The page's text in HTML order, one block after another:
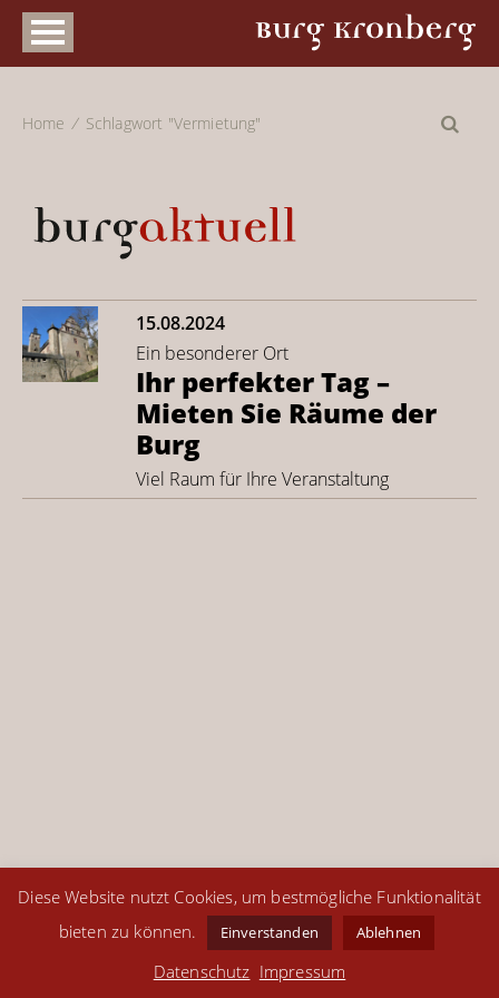
Home Schlagwort "Vermietung"
15.08.2024
Ein besonderer Ort
Ihr perfekter Tag –
Mieten Sie Räume der
Burg
Viel Raum für Ihre Veranstaltung
Datenschutz
share
Diese Website nutzt Cookies, um bestmögliche Funktionalität
bieten zu können.
Einverstanden Ablehnen
Datenschutz Impressum